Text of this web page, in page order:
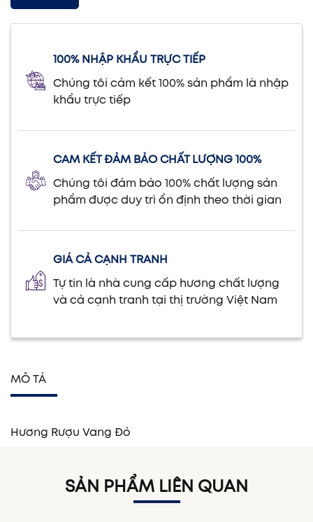
100% NHẬP KHẨU TRỰC TIẾP
Chúng tôi cảm kết 100% sản phẩm là nhập
khẩu trực tiếp
CAM KẾT ĐẢM BẢO CHẤT LƯỢNG 100%
Chúng tôi đảm bảo 100% chất lượng sản
phẩm được duy trì ổn định theo thời gian
GIÁ CẢ CẠNH TRANH
Tự tin là nhà cung cấp hương chất lượng
và cả cạnh tranh tại thị trường Việt Nam
MÔ TẢ
Hương Rượu Vang Đỏ
SẢN PHẨM LIÊN QUAN